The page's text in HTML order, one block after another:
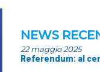
NEWS
22 maggio 2025
Referendum: al